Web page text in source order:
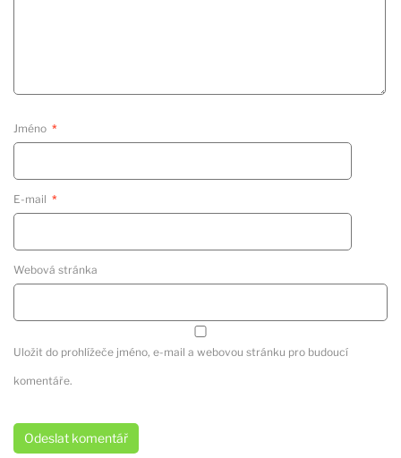
Jméno *
E-mail *
Webová stránka
Uložit do prohlížeče jméno, e-mail a webovou stránku pro budoucí
komentáře.